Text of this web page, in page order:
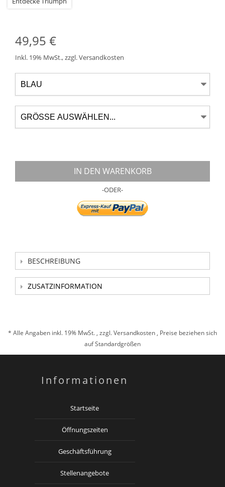
49,95 €
Inkl. 19% MwSt.,zzgl.Versandkosten
IN DEN WARENKORB
-ODER-
BESCHREIBUNG
ZUSATZINFORMATION
* Alle Angaben inkl. 19% MwSt. , zzgl.Versandkosten , Preise beziehen sich
auf Standardgrößen
Informationen
Startseite
Öffnungszeiten
Geschäftsführung
Stellenangebote